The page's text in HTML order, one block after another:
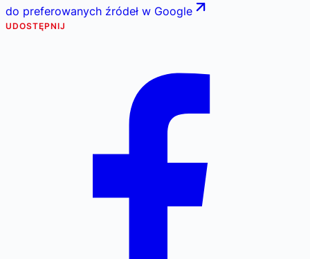
do preferowanych źródeł w Google
UDOSTĘPNIJ